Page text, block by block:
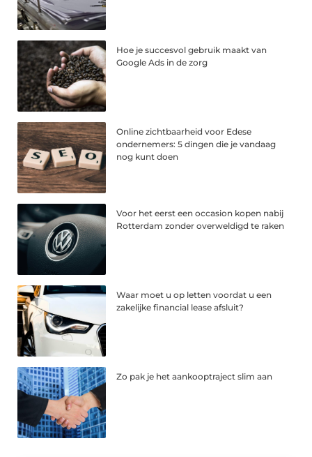
Hoe je succesvol gebruik maakt van
Google Ads in de zorg
Online zichtbaarheid voor Edese
ondernemers: 5 dingen die je vandaag
nog kunt doen
Voor het eerst een occasion kopen nabij
Rotterdam zonder overweldigd te raken
Waar moet u op letten voordat u een
zakelijke financial lease afsluit?
Zo pak je het aankooptraject slim aan